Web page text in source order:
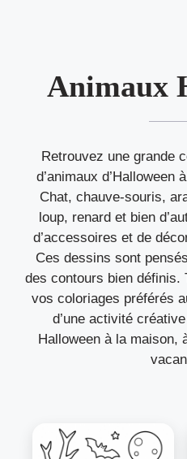
Animaux
Retrouvez une grande
d’animaux d’Halloween
Chat, chauve-souris,
loup, renard et bien
d’accessoires et de
Ces dessins sont
des contours bien définis.
vos coloriages préférés
d’une activité
Halloween à la maison,